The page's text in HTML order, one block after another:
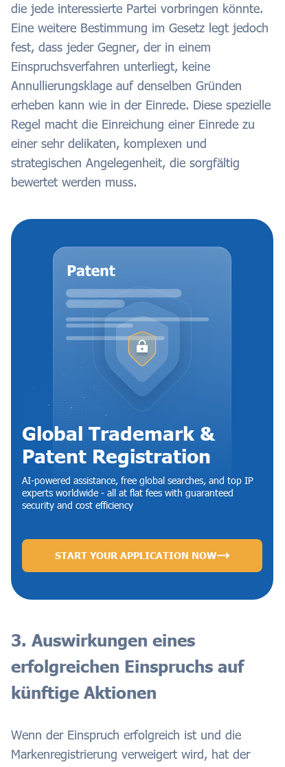
die jede interessierte Partei vorbringen könnte.
Eine weitere Bestimmung im Gesetz legt jedoch
fest, dass jeder Gegner, der in einem
Einspruchsverfahren unterliegt, keine
Annullierungsklage auf denselben Gründen
erheben kann wie in der Einrede. Diese spezielle
Regel macht die Einreichung einer Einrede zu
einer sehr delikaten, komplexen und
strategischen Angelegenheit, die sorgfältig
bewertet werden muss.
Global Trademark &
Patent Registration
AI-powered assistance, free global searches, and top IP
experts worldwide - all at flat fees with guaranteed
security and cost efficiency
START YOUR APPLICATION NOW
3. Auswirkungen eines
erfolgreichen Einspruchs auf
künftige Aktionen
Wenn der Einspruch erfolgreich ist und die
Markenregistrierung verweigert wird, hat der